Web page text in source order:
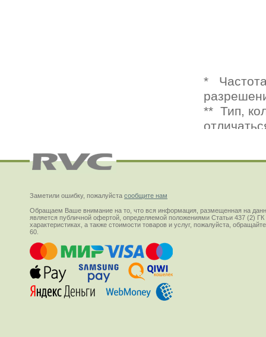
Заметили ошибку, пожалуйста сообщите нам
Обращаем Ваше внимание на то, что вся информация, размещенная на
является публичной офертой, определяемой положениями Статьи 437 (2)
характеристиках, а также стоимости товаров и услуг, пожалуйста,
60.